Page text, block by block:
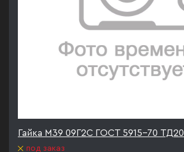
Гайка М39 09Г2С ГОСТ 5915-70 ТД20
под заказ